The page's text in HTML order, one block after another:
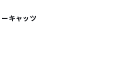
キャッツ